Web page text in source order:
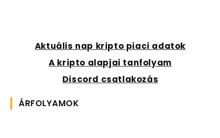
Aktuális nap kripto piaci adatok
A kripto alapjai tanfolyam
Discord csatlakozás
ÁRFOLYAMOK